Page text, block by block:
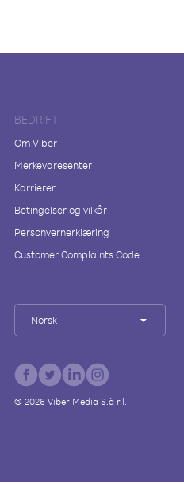
BEDRIFT
Om Viber
Merkevaresenter
Karrierer
Betingelser og vilkår
Personvernerklæring
Customer Complaints Code
Norsk
© 2026Viber Media S.à r.l.